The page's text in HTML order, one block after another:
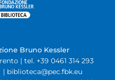
Bruno Kessler
| tel. +39 0461 314 293
| biblioteca@pec.fbk.eu